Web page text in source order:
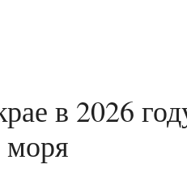
в 2026
моря